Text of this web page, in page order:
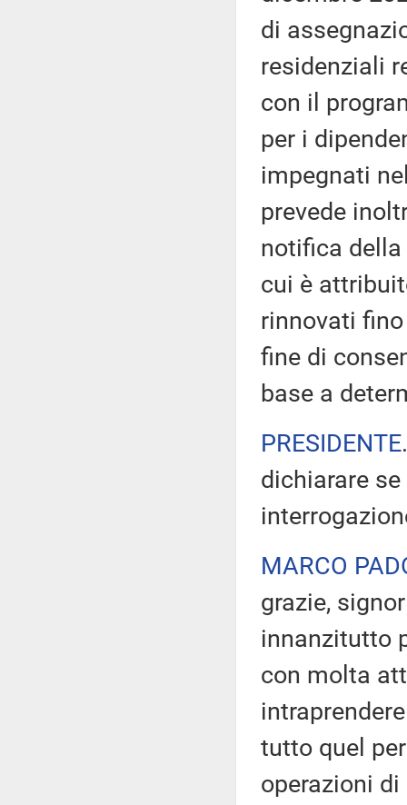
di
residenziali
con il
per i
impegnati
prevede
notifica
cui è
rinnovati
fine di
base a
PRESIDENTE
dichiarare
MARCO
grazie,
innanzitutto
con molta
tutto quel
operazioni